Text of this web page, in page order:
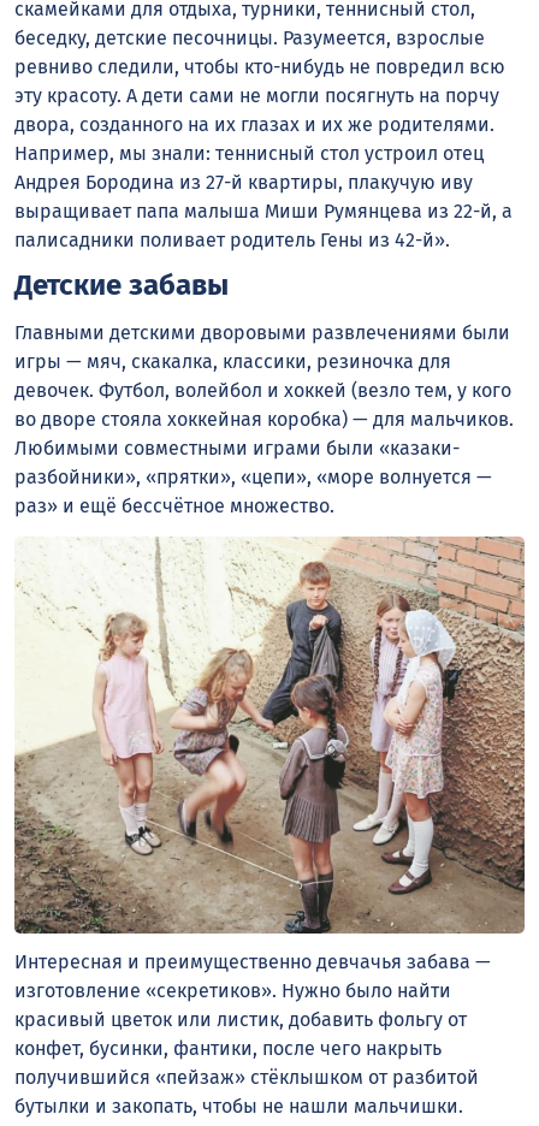
скамейками для отдыха, турники, теннисный стол,
беседку, детские песочницы. Разумеется, взрослые
ревниво следили, чтобы кто-нибудь не повредил всю
эту красоту. А дети сами не могли посягнуть на порчу
двора, созданного на их глазах и их же родителями.
Например, мы знали: теннисный стол устроил отец
Андрея Бородина из 27-й квартиры, плакучую иву
выращивает папа малыша Миши Румянцева из 22-й, а
палисадники поливает родитель Гены из 42-й».
Детские забавы
Главными детскими дворовыми развлечениями были
игры — мяч, скакалка, классики, резиночка для
девочек. Футбол, волейбол и хоккей (везло тем, у кого
во дворе стояла хоккейная коробка) — для мальчиков.
Любимыми совместными играми были «казаки-
разбойники», «прятки», «цепи», «море волнуется —
раз» и ещё бессчётное множество.
Интересная и преимущественно девчачья забава —
изготовление «секретиков». Нужно было найти
красивый цветок или листик, добавить фольгу от
конфет, бусинки, фантики, после чего накрыть
получившийся «пейзаж» стёклышком от разбитой
бутылки и закопать, чтобы не нашли мальчишки.